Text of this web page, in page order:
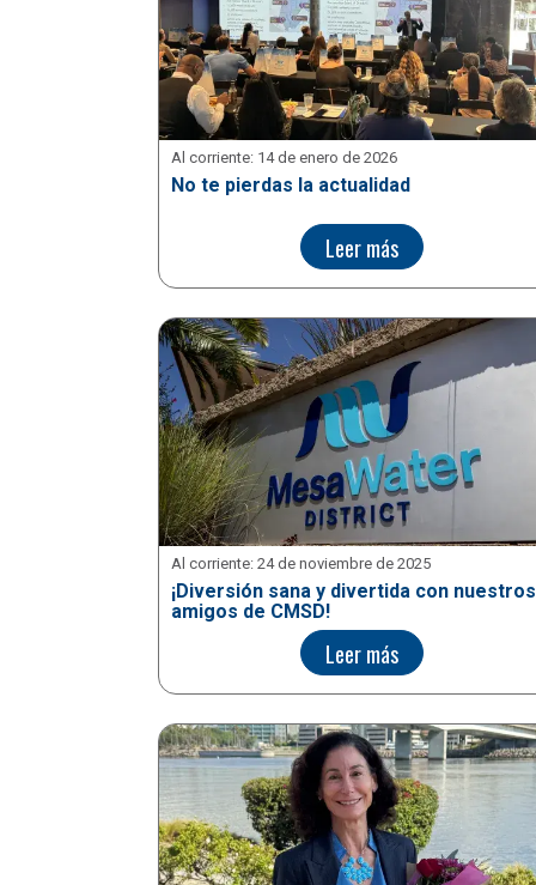
Al corriente: 14 de enero de 2026
No te pierdas la actualidad
Leer más
Al corriente: 24 de noviembre de 2025
¡Diversión sana y divertida con nuestros
amigos de CMSD!
Leer más